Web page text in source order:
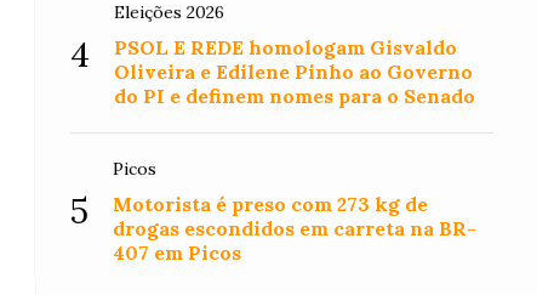
4
Eleições 2026
PSOL E REDE homologam Gisvaldo
Oliveira e Edilene Pinho ao Governo
do PI e definem nomes para o Senado
5
Picos
Motorista é preso com 273 kg de
drogas escondidos em carreta na BR-
407 em Picos